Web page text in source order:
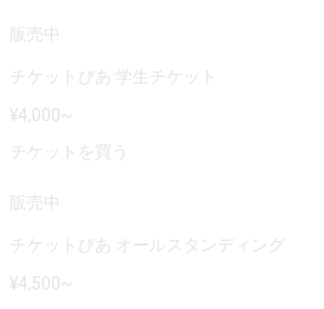
販売中
チケットぴあ 学生チケット
¥4,000~
チケットを買う
販売中
チケットぴあ オールスタンディング
¥4,500~